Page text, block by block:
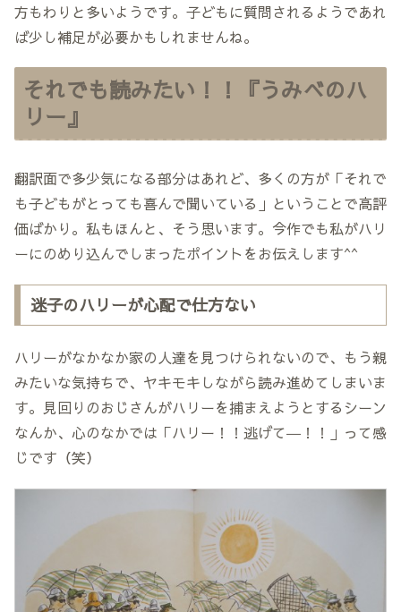
方もわりと多いようです。子どもに質問されるようであれ
ば少し補足が必要かもしれませんね。
それでも読みたい！！『うみべのハ
リー』
翻訳面で多少気になる部分はあれど、多くの方が「それで
も子どもがとっても喜んで聞いている」ということで高評
価ばかり。私もほんと、そう思います。今作でも私がハリ
ーにのめり込んでしまったポイントをお伝えします^^
迷子のハリーが心配で仕方ない
ハリーがなかなか家の人達を見つけられないので、もう親
みたいな気持ちで、ヤキモキしながら読み進めてしまいま
す。見回りのおじさんがハリーを捕まえようとするシーン
なんか、心のなかでは「ハリー！！逃げて―！！」って感
じです（笑）